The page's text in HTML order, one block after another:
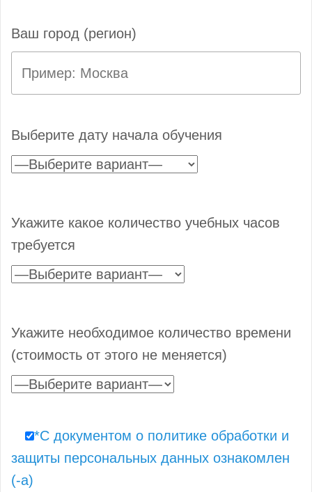
Ваш город (регион)
Выберите дату начала обучения
Укажите какое количество учебных часов
требуется
Укажите необходимое количество времени
(стоимость от этого не меняется)
*С документом о политике обработки и
защиты персональных данных ознакомлен
(-а)